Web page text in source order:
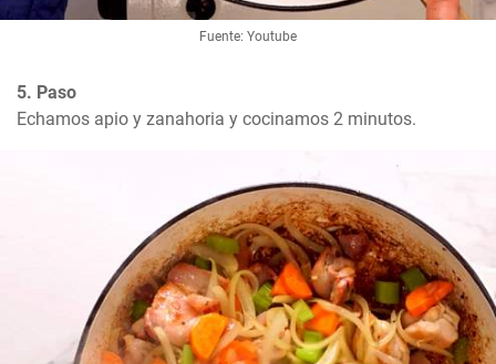
Fuente: Youtube
5. Paso
Echamos apio y zanahoria y cocinamos 2 minutos.